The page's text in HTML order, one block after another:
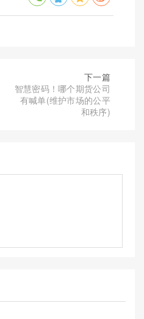
下一篇
智慧密码！哪个期货公司
有喊单(维护市场的公平
和秩序)